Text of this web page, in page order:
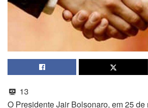
13
O Presidente Jair Bolsonaro, em 25